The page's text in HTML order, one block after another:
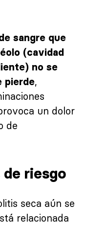
sangre que
(cavidad
no se
pierde,
un dolor
de
riesgo
seca aún se
relacionada